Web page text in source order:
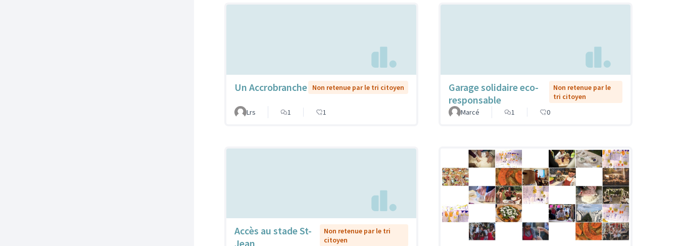
Un Accrobranche Non retenue par le tri citoyen
Lrs 1 1
Garage solidaire eco-
responsable
Non retenue par le
tri citoyen
Marcé
1 0
Accès au stade St-
Jean
Non retenue par le tri
citoyen